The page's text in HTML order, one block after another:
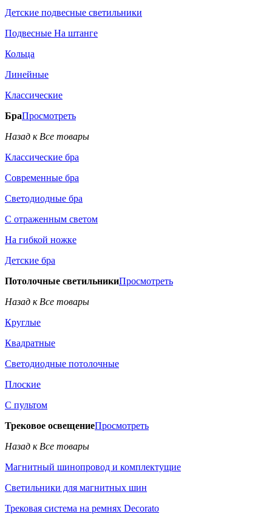
Детские подвесные светильники
Подвесные На штанге
Кольца
Линейные
Классические
БраПросмотреть
Назад к Все товары
Классические бра
Современные бра
Светодиодные бра
С отраженным светом
На гибкой ножке
Детские бра
Потолочные светильникиПросмотреть
Назад к Все товары
Круглые
Квадратные
Светодиодные потолочные
Плоские
С пультом
Трековое освещениеПросмотреть
Назад к Все товары
Магнитный шинопровод и комплектущие
Светильники для магнитных шин
Трековая система на ремнях Decorato